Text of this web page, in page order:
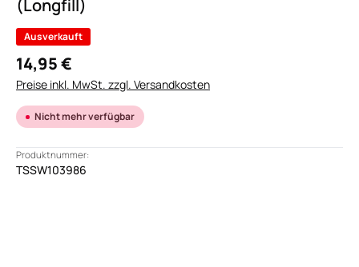
(Longfill)
Ausverkauft
14,95 €
Preise inkl. MwSt. zzgl. Versandkosten
Nicht mehr verfügbar
Produktnummer:
TSSW103986